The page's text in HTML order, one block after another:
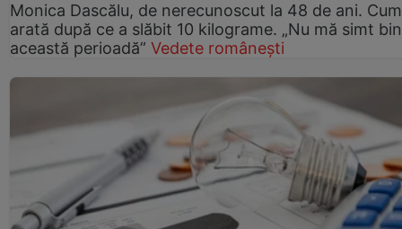
Monica Dascălu, de nerecunoscut la 48 de ani. Cum
arată după ce a slăbit 10 kilograme. „Nu mă simt
această perioadă” Vedete românești